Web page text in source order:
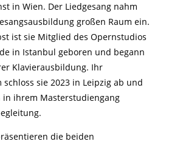
in Wien. Der Liedgesang nahm
großen Raum ein.
ist sie Mitglied des Opernstudios
in Istanbul geboren und begann
Klavierausbildung. Ihr
sie 2023 in Leipzig ab und
in ihrem Masterstudiengang
die beiden